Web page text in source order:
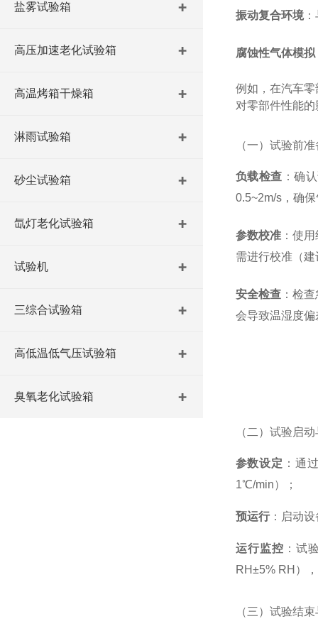
盐雾试验箱
高压加速老化试验箱
高温烤箱干燥箱
淋雨试验箱
砂尘试验箱
氙灯老化试验箱
试验机
三综合试验箱
高低温低气压试验箱
臭氧老化试验箱
振动复合环境：
腐蚀性气体模拟
例如，在汽车
对零部件性能的
（一）试验前准
负载检查 ：确
0.5~2m/s，确
参数校准：使用
需进行校准（
安全检查：检查
会导致温湿度
（二）试验启
参数设定 ：通
1℃/min）；
预运行：启动设
运行监控 ：试
RH±5% RH）
（三）试验结